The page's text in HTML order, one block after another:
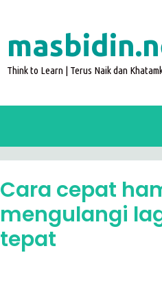
Think to Learn | Terus Naik dan
Cara cepat
mengulangi
tepat